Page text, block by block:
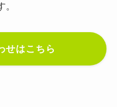
せはこちら